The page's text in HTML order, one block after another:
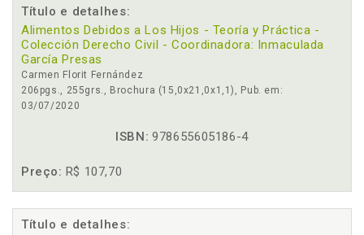
Título e detalhes:
Alimentos Debidos a Los Hijos - Teoría y Práctica -
Colección Derecho Civil - Coordinadora: Inmaculada
García Presas
Carmen Florit Fernández
206pgs., 255grs., Brochura (15,0x21,0x1,1), Pub. em:
03/07/2020
ISBN: 978655605186-4
Preço: R$ 107,70
Título e detalhes: